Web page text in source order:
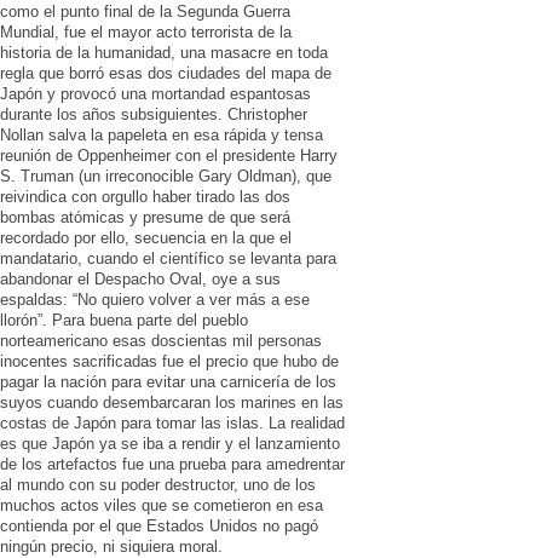
como el punto final de la Segunda Guerra
Mundial, fue el mayor acto terrorista de la
historia de la humanidad, una masacre en toda
regla que borró esas dos ciudades del mapa de
Japón y provocó una mortandad espantosas
durante los años subsiguientes. Christopher
Nollan salva la papeleta en esa rápida y tensa
reunión de Oppenheimer con el presidente Harry
S. Truman (un irreconocible Gary Oldman), que
reivindica con orgullo haber tirado las dos
bombas atómicas y presume de que será
recordado por ello, secuencia en la que el
mandatario, cuando el científico se levanta para
abandonar el Despacho Oval, oye a sus
espaldas: “No quiero volver a ver más a ese
llorón”. Para buena parte del pueblo
norteamericano esas doscientas mil personas
inocentes sacrificadas fue el precio que hubo de
pagar la nación para evitar una carnicería de los
suyos cuando desembarcaran los marines en las
costas de Japón para tomar las islas. La realidad
es que Japón ya se iba a rendir y el lanzamiento
de los artefactos fue una prueba para amedrentar
al mundo con su poder destructor, uno de los
muchos actos viles que se cometieron en esa
contienda por el que Estados Unidos no pagó
ningún precio, ni siquiera moral.